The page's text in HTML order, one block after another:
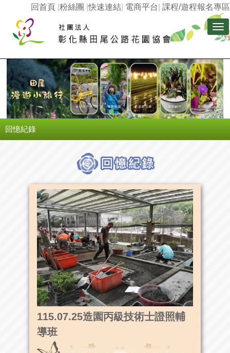
課程/遊程報名專區
電商平台
快速連結
粉絲團 |
回首頁
回憶紀錄
115.07.25造園丙級技術士證照輔
導班